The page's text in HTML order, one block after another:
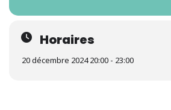
Horaires
20 décembre 2024 20:00 - 23:00